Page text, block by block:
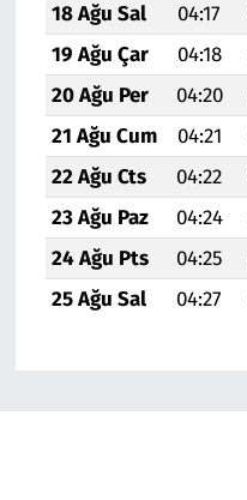
18 Ağu Sal
04:17
19 Ağu Çar
04:18
20 Ağu Per
04:20
21 Ağu Cum
04:21
22 Ağu Cts
04:22
23 Ağu Paz
04:24
24 Ağu Pts
04:25
25 Ağu Sal
04:27